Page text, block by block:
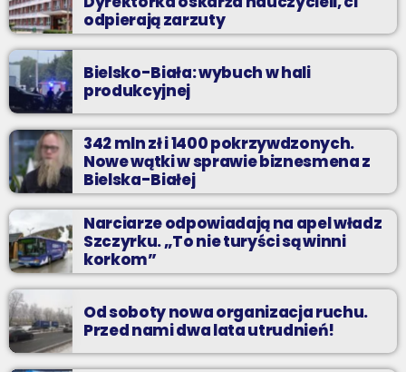
odpierają zarzuty
Bielsko-Biała: wybuch w hali
produkcyjnej
342 mln zł i 1400 pokrzywdzonych.
Nowe wątki w sprawie biznesmena z
Bielska-Białej
Narciarze odpowiadają na apel władz
Szczyrku. „To nie turyści są winni
korkom”
Od soboty nowa organizacja ruchu.
Przed nami dwa lata utrudnień!